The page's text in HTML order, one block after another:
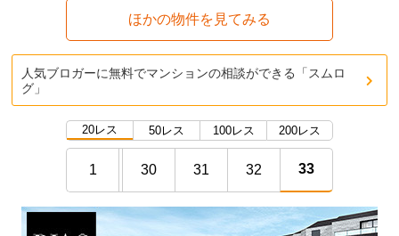
ほかの物件を見てみる
人気ブロガーに無料でマンションの相談ができる「スムロ
グ」
20レス 50レス 100レス 200レス
1 30 31 32 33